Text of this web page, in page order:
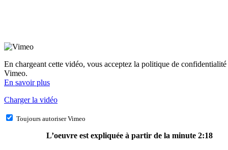
En chargeant cette vidéo, vous acceptez la politique de confidentialité
Vimeo.
En savoir plus
Charger la vidéo
Toujours autoriser Vimeo
L’oeuvre est expliquée à partir de la minute 2:18